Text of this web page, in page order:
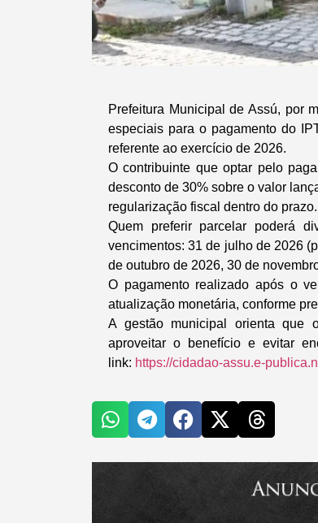
Prefeitura Municipal de Assú, por
especiais para o pagamento do
referente ao exercício de 2026.
O contribuinte que optar pelo
desconto de 30% sobre o valor
regularização fiscal dentro do prazo.
Quem preferir parcelar poderá
vencimentos: 31 de julho de 2026
de outubro de 2026, 30 de
O pagamento realizado após o
atualização monetária, conforme
A gestão municipal orienta que
aproveitar o benefício e evitar
link: https://cidadao-assu.e-